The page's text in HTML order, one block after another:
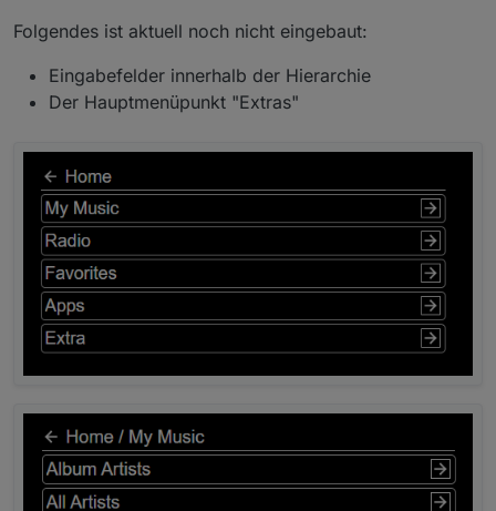
Folgendes ist aktuell noch nicht eingebaut:
Eingabefelder innerhalb der Hierarchie
Der Hauptmenüpunkt "Extras"